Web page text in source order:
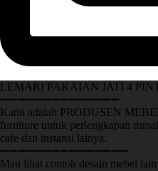
LEMARI PAKAIAN JATI 4
➖➖➖➖➖➖➖➖➖➖➖➖➖➖
Kami adalah PRODUSEN
furniture untuk perlengkapan
cafe dan instansi lainya.
➖➖➖➖➖➖➖➖➖➖➖➖➖➖➖
Mau lihat contoh desain mebel